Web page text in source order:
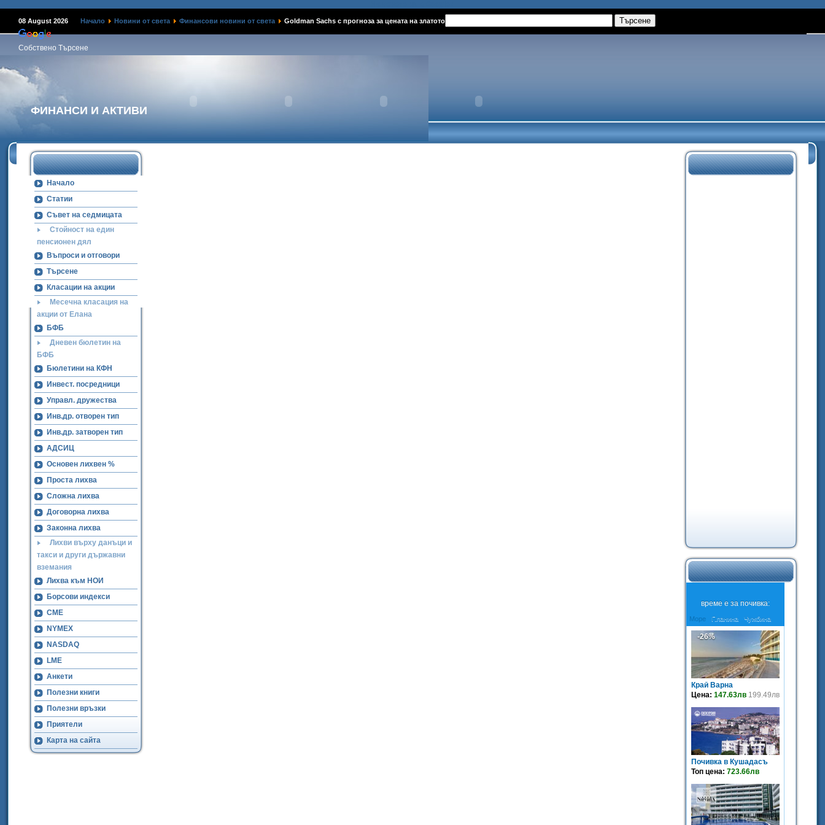
08 August 2026 Начало Новини от света Финансови новини от света Goldman Sachs с прогноза за цената на златото
Собствено Търсене
ФИНАНСИ И АКТИВИ
Начало
Статии
Съвет на седмицата
Стойност на един
пенсионен дял
Въпроси и отговори
Търсене
Класации на акции
Месечна класация на
акции от Елана
БФБ
Дневен бюлетин на
БФБ
Бюлетини на КФН
Инвест. посредници
Управл. дружества
Инв.др. отворен тип
Инв.др. затворен тип
АДСИЦ
Основен лихвен %
Проста лихва
Сложна лихва
Договорна лихва
Законна лихва
Лихви върху данъци и
такси и други държавни
вземания
Лихва към НОИ
Борсови индекси
CME
NYMEX
NASDAQ
LME
Анкети
Полезни книги
Полезни връзки
Приятели
Карта на сайта